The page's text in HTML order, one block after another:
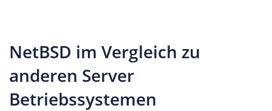
NetBSD im Vergleich zu
anderen Server
Betriebssystemen